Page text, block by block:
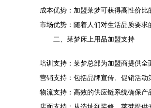
成本优势：加盟莱梦可获得高性价比
市场优势：随着人们对生活品质要求
二、莱梦床上用品加盟支持
培训支持：莱梦总部为加盟商提供全
营销支持：包括品牌宣传、促销活动
物流支持：高效的供应链系统确保产